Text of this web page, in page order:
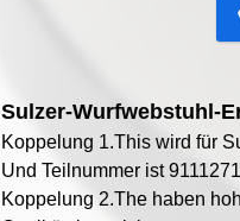
Sulzer-Wurfwebstuhl-
Koppelung 1.This wird für
Und Teilnummer ist
Koppelung 2.The haben